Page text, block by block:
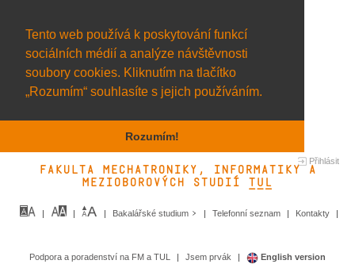
Tento web používá k poskytování funkcí
sociálních médií a analýze návštěvnosti
soubory cookies. Kliknutím na tlačítko
„Rozumím“ souhlasíte s jejich používáním.
Rozumím!
Přihlásit
Fakulta mechatroniky, informatiky a
mezioborových studií TUL&
Bakalářské studium Telefonní seznam Kontakty
Podpora a poradenství na FM a TUL Jsem prvák English version